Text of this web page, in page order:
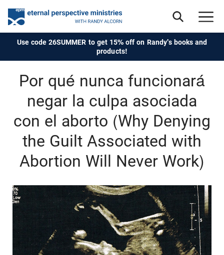
Use code 26SUMMER to get 15% off on Randy's books and
products!
Por qué nunca funcionará
negar la culpa asociada
con el aborto (Why Denying
the Guilt Associated with
Abortion Will Never Work)